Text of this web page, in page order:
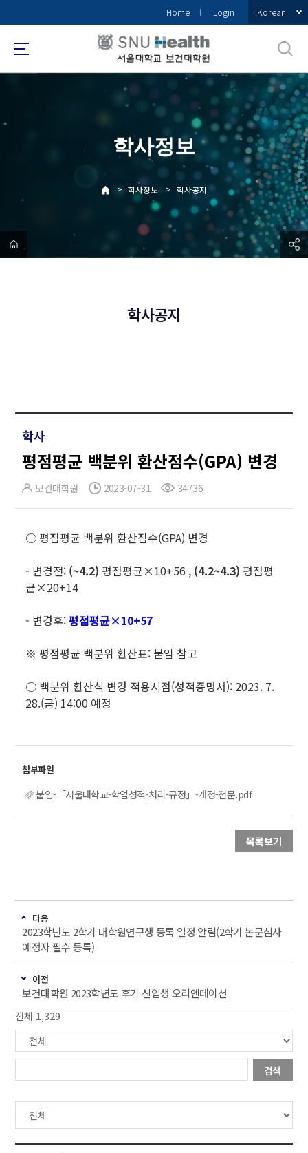
로
메
Home Login Korean
학사정보
> 학사정보 > 학사공지
학사공지
학사
평점평균 백분위 환산점수(GPA) 변경
보건대학원 2023-07-31 34736
○ 평점평균 백분위 환산점수(GPA) 변경
- 변경전: (~4.2) 평점평균×10+56 , (4.2~4.3) 평점평
균×20+14
- 변경후:평점평균×10+57
※ 평점평균 백분위 환산표: 붙임 참고
○ 백분위 환산식 변경 적용시점(성적증명서): 2023. 7.
28.(금) 14:00 예정
붙임-「서울대학교-학업성적-처리-규정」-개정-전문.pdf
목록보기
다음
2023학년도 2학기 대학원연구생 등록 일정 알림(2학기 논문심사
예정자 필수 등록)
이전
보건대학원 2023학년도 후기 신입생 오리엔테이션
전체 1,329
검색